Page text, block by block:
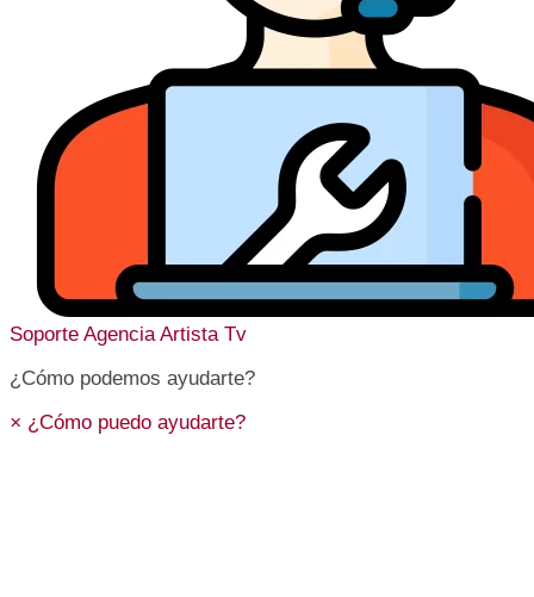
Soporte Agencia Artista Tv
¿Cómo podemos ayudarte?
× ¿Cómo puedo ayudarte?